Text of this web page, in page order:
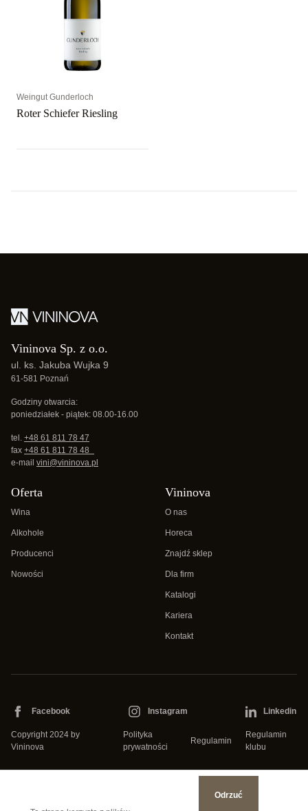
Weingut Gunderloch
Roter Schiefer Riesling
Vininova Sp. z o.o.
ul. ks. Jakuba Wujka 9
61-581 Poznań
Godziny otwarcia:
poniedziałek - piątek: 08.00-16.00
tel. +48 61 811 78 47
fax +48 61 811 78 48
e-mail vini@vininova.pl
Oferta
Wina
Alkohole
Producenci
Nowości
Vininova
O nas
Horeca
Znajdź sklep
Dla firm
Katalogi
Kariera
Kontakt
Copyright 2024 by
Vininova
Polityka
prywatności
Regulamin
Regulamin
klubu
Facebook Instagram Linkedin
Odrzuć